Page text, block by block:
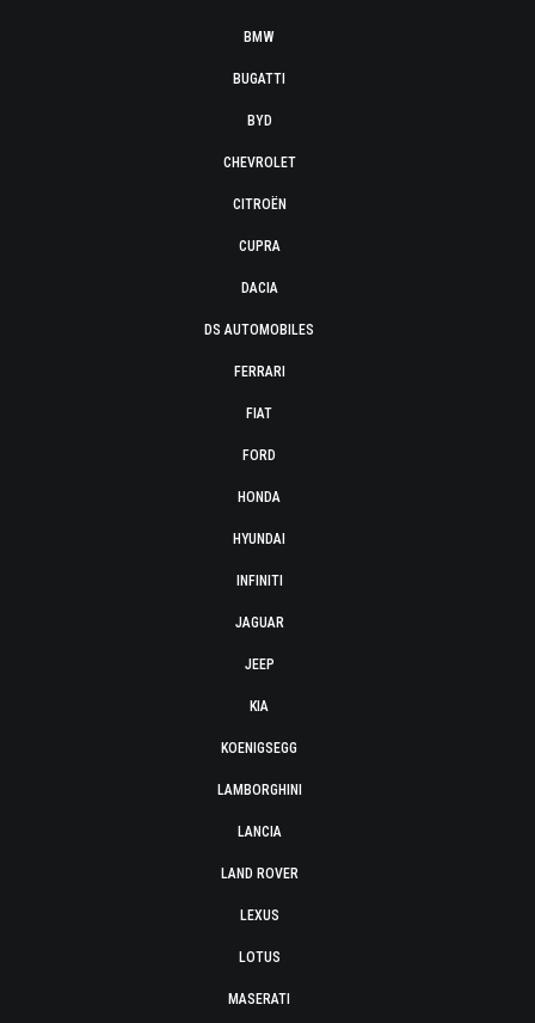
BMW
BUGATTI
BYD
CHEVROLET
CITROËN
CUPRA
DACIA
DS AUTOMOBILES
FERRARI
FIAT
FORD
HONDA
HYUNDAI
INFINITI
JAGUAR
JEEP
KIA
KOENIGSEGG
LAMBORGHINI
LANCIA
LAND ROVER
LEXUS
LOTUS
MASERATI